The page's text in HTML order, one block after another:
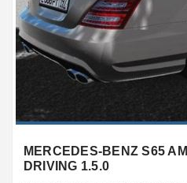
MERCEDES-BENZ S65
DRIVING 1.5.0